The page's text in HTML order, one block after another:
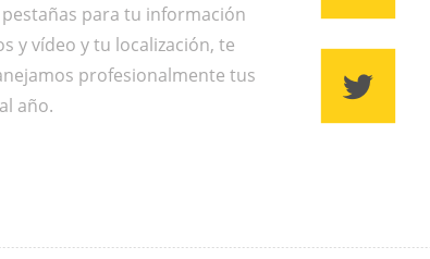
para tu información
y vídeo y tu localización, te
profesionalmente tus
año.